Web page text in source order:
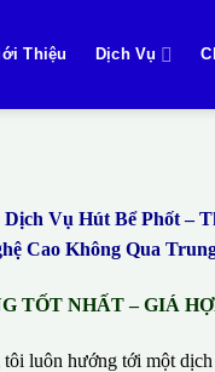
Thiệu Dịch Vụ
Vụ Hút Bể Phốt –
Cao Không Qua
TỐT NHẤT – GIÁ
luôn hướng tới một